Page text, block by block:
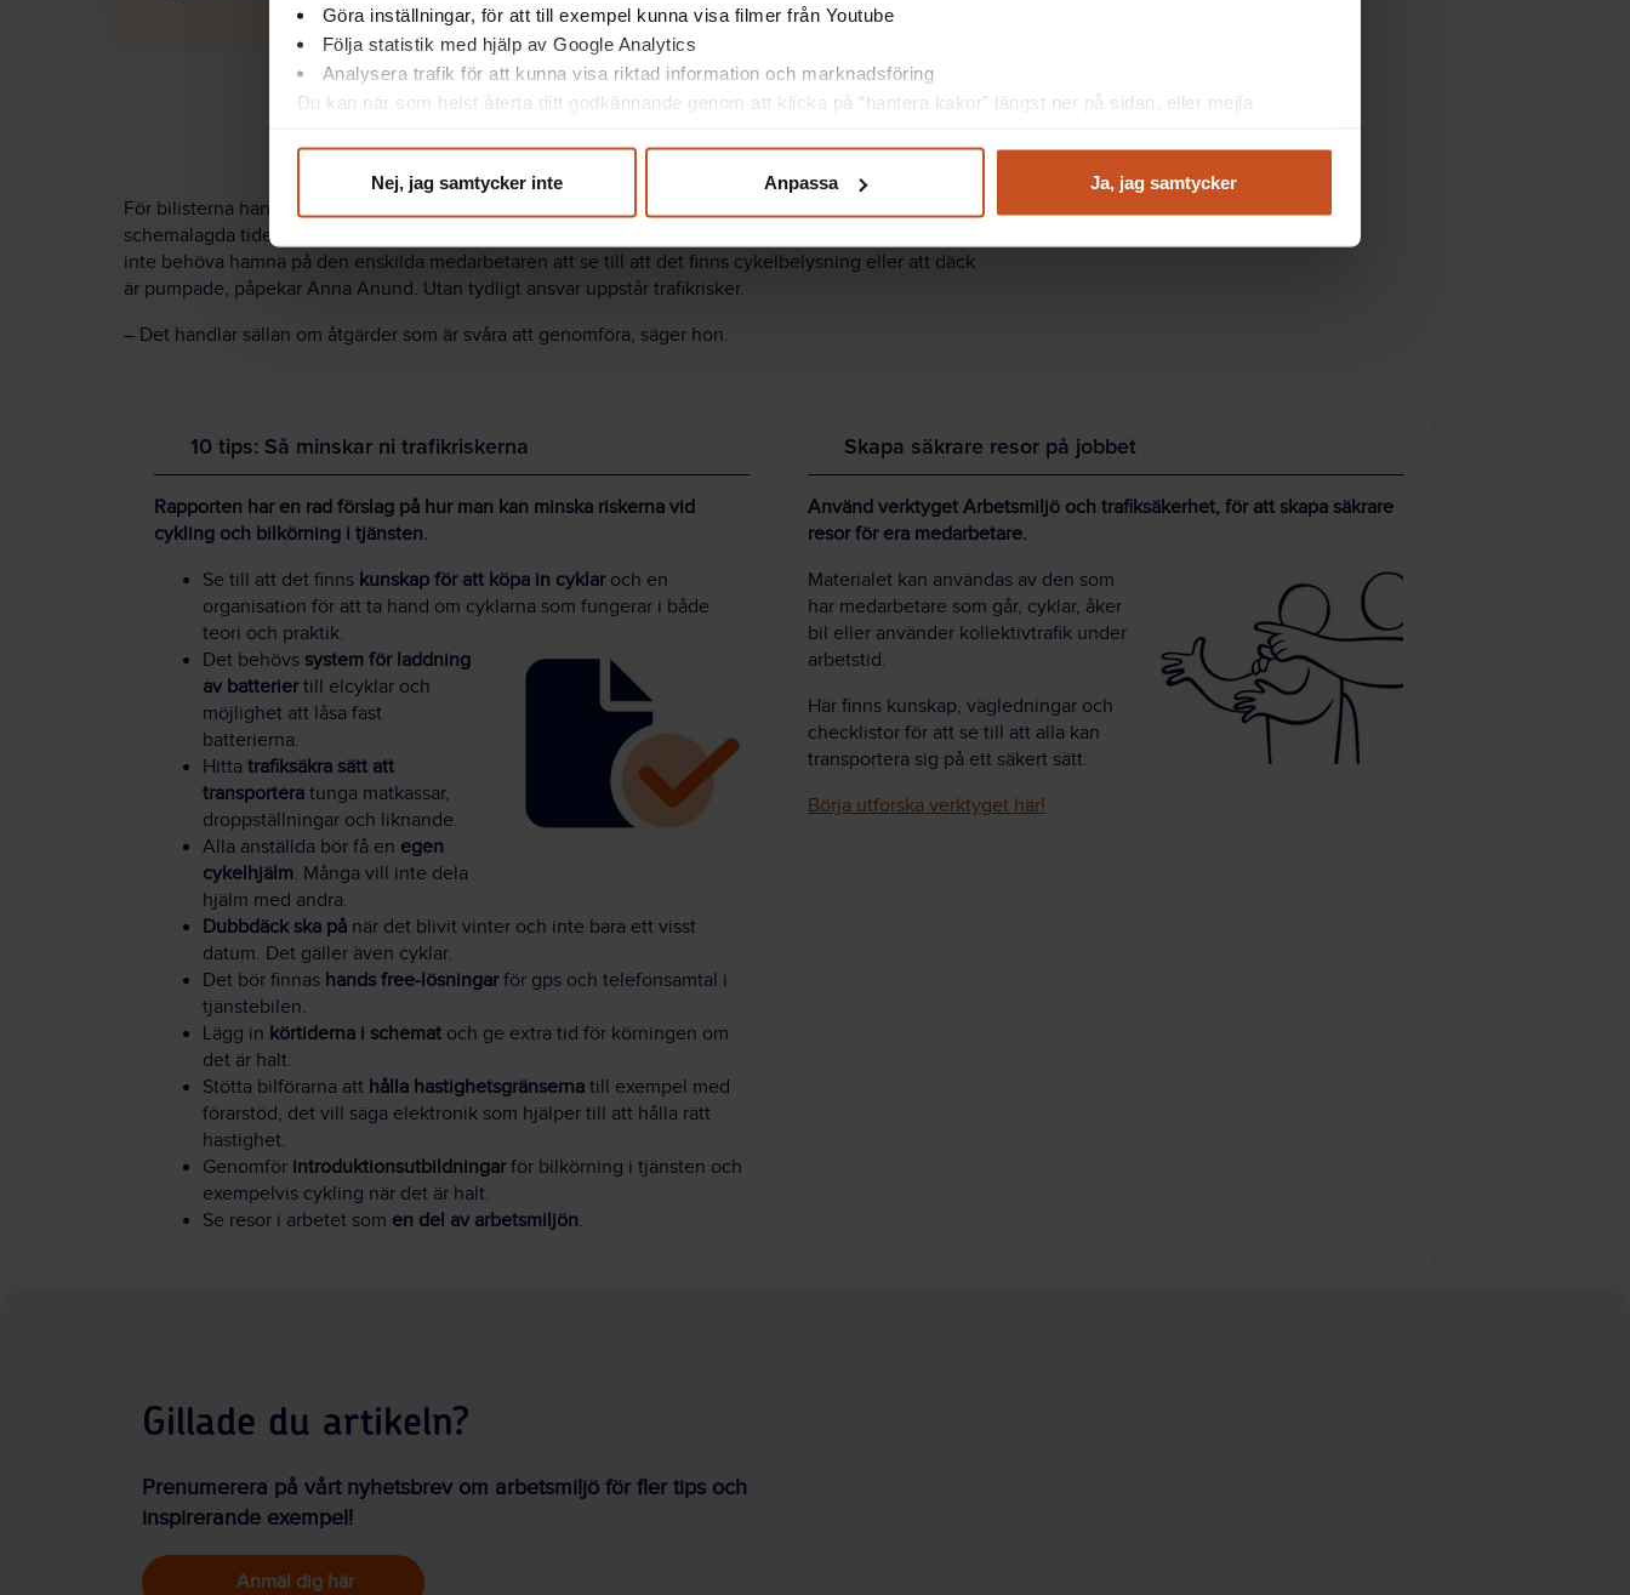
Göra inställningar, för att till exempel kunna visa filmer från Youtube
Följa statistik med hjälp av Google Analytics
Analysera trafik för att kunna visa riktad information och marknadsföring
Du kan när som helst återta ditt godkännande genom att klicka på ”hantera kakor” längst ner på sidan, eller mejla
Nej, jag samtycker inte Anpassa Ja, jag samtycker
För bilisterna handlar det till stor del om att se bilen och resorna som en del av arbetsmiljön och den
schemalagda tiden. Cyklisterna behöver en stödstruktur för service och underhåll av cyklarna. Det ska
inte behöva hamna på den enskilda medarbetaren att se till att det finns cykelbelysning eller att däck
är pumpade, påpekar Anna Anund. Utan tydligt ansvar uppstår trafikrisker.
– Det handlar sällan om åtgärder som är svåra att genomföra, säger hon.
10 tips: Så minskar ni trafikriskerna
Rapporten har en rad förslag på hur man kan minska riskerna vid
cykling och bilkörning i tjänsten.
Se till att det finns kunskap för att köpa in cyklaroch en
organisation för att ta hand om cyklarna som fungerar i både
teori och praktik.
Det behövs system för laddning
av batteriertill elcyklar och
möjlighet att låsa fast
batterierna.
Hitta trafiksäkra sätt att
transportera tunga matkassar,
droppställningar och liknande.
Alla anställda bör få en egen
cykelhjälm. Många vill inte dela
hjälm med andra.
Dubbdäck ska på när det blivit vinter och inte bara ett visst
datum. Det gäller även cyklar.
Det bör finnas hands free-lösningarför gps och telefonsamtal i
tjänstebilen.
Lägg in körtiderna i schemat och ge extra tid för körningen om
det är halt.
Stötta bilförarna att hålla hastighetsgränserna till exempel med
förarstöd, det vill säga elektronik som hjälper till att hålla rätt
hastighet.
Genomför introduktionsutbildningarför bilkörning i tjänsten och
exempelvis cykling när det är halt.
Se resor i arbetet som en del av arbetsmiljön.
Skapa säkrare resor på jobbet
Använd verktyget Arbetsmiljö och trafiksäkerhet, för att skapa säkrare
resor för era medarbetare.
Materialet kan användas av den som
har medarbetare som går, cyklar, åker
bil eller använder kollektivtrafik under
arbetstid.
Här finns kunskap, vägledningar och
checklistor för att se till att alla kan
transportera sig på ett säkert sätt.
Börja utforska verktyget här!
Gillade du artikeln?
Prenumerera på vårt nyhetsbrev om arbetsmiljö för fler tips och
inspirerande exempel!
Anmäl dig här